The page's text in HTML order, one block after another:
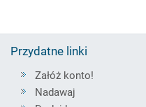
Przydatne linki
Załóż konto!
Nadawaj